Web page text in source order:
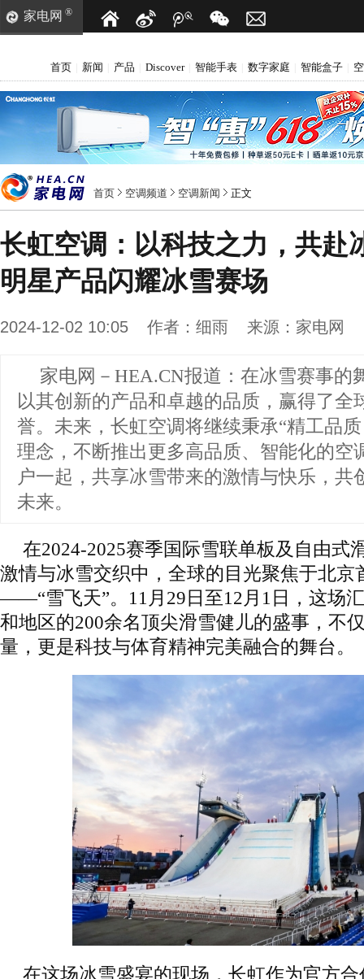
家电网 ®
首页 新闻 产品 Discover 智能手表 数字家庭 智能盒子
首页 空调频道 空调新闻 正文
长虹空调：以科技之力，共
明星产品闪耀冰雪赛场
2024-12-02 10:05 作者： 细雨 来源： 家电网
家电网－HEA.CN报道： 在冰雪赛事的
以其创新的产品和卓越的品质，赢得了全
誉。未来，长虹空调将继续秉承“精工品
理念，不断推出更多高品质、智能化的空
户一起，共享冰雪带来的激情与快乐，共
未来。
在2024-2025赛季国际雪联单板及自由式
激情与冰雪交织中，全球的目光聚焦于北京
——“雪飞天”。11月29日至12月1日，这场
和地区的200余名顶尖滑雪健儿的盛事，不
量，更是科技与体育精神完美融合的舞台。
在这场冰雪盛宴的现场，长虹作为官方